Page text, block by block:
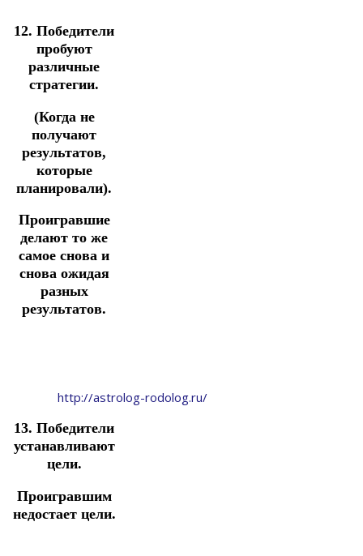
12. Победители
пробуют
различные
стратегии.
(Когда не
получают
результатов,
которые
планировали).
Проигравшие
делают то же
самое снова и
снова ожидая
разных
результатов.
http://astrolog-rodolog.ru/
13. Победители
устанавливают
цели.
Проигравшим
недостает цели.